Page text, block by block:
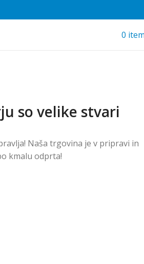
0
so velike stvari
Naša trgovina je v pripravi in
kmalu odprta!